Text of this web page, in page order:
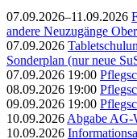
07.09.2026–11.09.2026
andere Neuzugänge
07.09.2026
Sonderplan (nur neue
07.09.2026 19:00
08.09.2026 19:00
09.09.2026 19:00
10.09.2026 Abgabe AG-
10.09.2026